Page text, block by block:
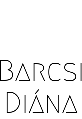
Barcsi
Diána